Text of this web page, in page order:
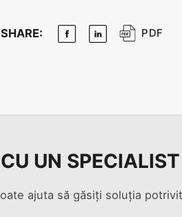
SHARE: PDF
UN
ajuta să găsiți soluția